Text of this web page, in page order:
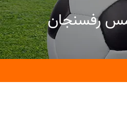
رفسنجان